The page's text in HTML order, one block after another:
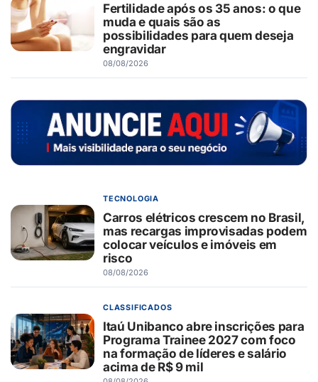
Fertilidade após os 35 anos: o que
muda e quais são as
possibilidades para quem deseja
engravidar
08/08/2026
TECNOLOGIA
Carros elétricos crescem no Brasil,
mas recargas improvisadas podem
colocar veículos e imóveis em
risco
08/08/2026
CLASSIFICADOS
Itaú Unibanco abre inscrições para
Programa Trainee 2027 com foco
na formação de líderes e salário
acima de R$ 9 mil